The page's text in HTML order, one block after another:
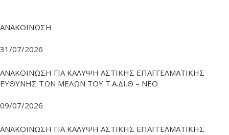
ΑΝΑΚΟΙΝΩΣΗ
31/07/2026
ΑΝΑΚΟΙΝΩΣΗ ΓΙΑ ΚΑΛΥΨΗ ΑΣΤΙΚΗΣ ΕΠΑΓΓΕΛΜΑΤΙΚΗΣ
ΕΥΘΥΝΗΣ ΤΩΝ ΜΕΛΩΝ ΤΟΥ Τ.Α.ΔΙ.Θ – ΝΕΟ
09/07/2026
ΑΝΑΚΟΙΝΩΣΗ ΓΙΑ ΚΑΛΥΨΗ ΑΣΤΙΚΗΣ ΕΠΑΓΓΕΛΜΑΤΙΚΗΣ